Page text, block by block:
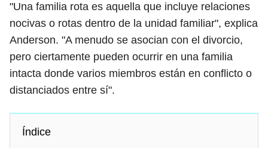
"Una familia rota es aquella que incluye relaciones
nocivas o rotas dentro de la unidad familiar", explica
Anderson. "A menudo se asocian con el divorcio,
pero ciertamente pueden ocurrir en una familia
intacta donde varios miembros están en conflicto o
distanciados entre sí".
Índice